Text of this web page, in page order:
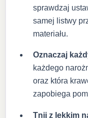
sprawdzaj
samej listwy
materiału.
Oznaczaj
każdego
oraz która
zapobiega
Tnij z lekkim